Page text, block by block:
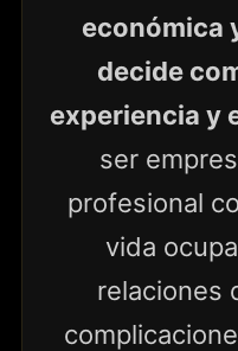
económica
decide
experiencia y
ser
profesional
vida
relaciones